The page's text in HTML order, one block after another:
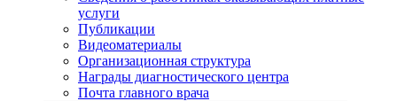
услуги
Публикации
Видеоматериалы
Организационная структура
Награды диагностического центра
Почта главного врача